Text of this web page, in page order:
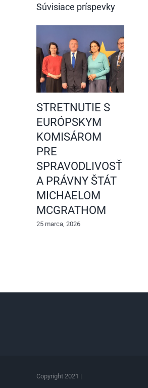
Súvisiace príspevky
STRETNUTIE S
EURÓPSKYM
KOMISÁROM
PRE
SPRAVODLIVOSŤ
A PRÁVNY ŠTÁT
MICHAELOM
MCGRATHOM
25 marca, 2026
Copyright 2021 |